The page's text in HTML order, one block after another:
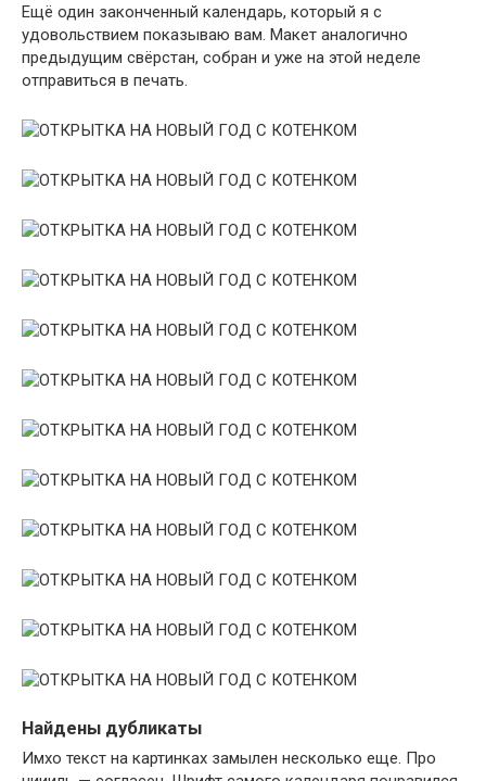
Ещё один законченный календарь, который я с
удовольствием показываю вам. Макет аналогично
предыдущим свёрстан, собран и уже на этой неделе
отправиться в печать.
Найдены дубликаты
Имхо текст на картинках замылен несколько еще. Про